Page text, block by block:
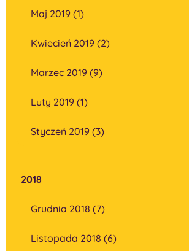
Maj 2019 (1)
Kwiecień 2019 (2)
Marzec 2019 (9)
Luty 2019 (1)
Styczeń 2019 (3)
2018
Grudnia 2018 (7)
Listopada 2018 (6)